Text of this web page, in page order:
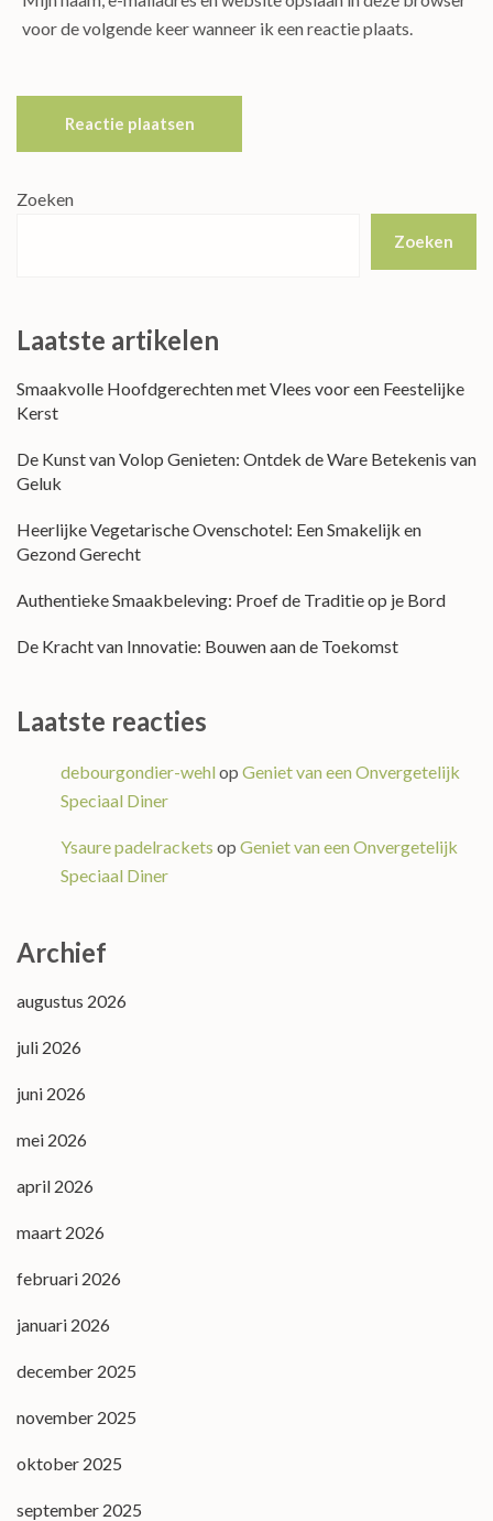
voor de volgende keer wanneer ik een reactie plaats.
Zoeken
Zoeken
Laatste artikelen
Smaakvolle Hoofdgerechten met Vlees voor een Feestelijke
Kerst
De Kunst van Volop Genieten: Ontdek de Ware Betekenis van
Geluk
Heerlijke Vegetarische Ovenschotel: Een Smakelijk en
Gezond Gerecht
Authentieke Smaakbeleving: Proef de Traditie op je Bord
De Kracht van Innovatie: Bouwen aan de Toekomst
Laatste reacties
debourgondier-wehl op Geniet van een Onvergetelijk
Speciaal Diner
Ysaure padelrackets op Geniet van een Onvergetelijk
Speciaal Diner
Archief
augustus 2026
juli 2026
juni 2026
mei 2026
april 2026
maart 2026
februari 2026
januari 2026
december 2025
november 2025
oktober 2025
september 2025